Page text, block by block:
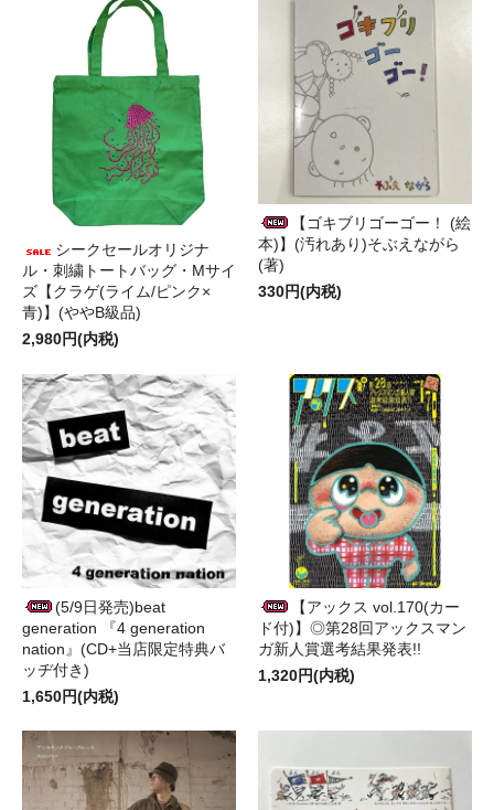
シークセールオリジナ
ル・刺繍トートバッグ・Mサイ
ズ【クラゲ(ライム/ピンク×
青)】(ややB級品)
2,980円(内税)
【ゴキブリゴーゴー！ (絵
本)】(汚れあり)そぶえながら
(著)
330円(内税)
(5/9日発売)beat
generation 『4 generation
nation』(CD+当店限定特典バ
ッヂ付き)
1,650円(内税)
【アックス vol.170(カー
ド付)】◎第28回アックスマン
ガ新人賞選考結果発表!!
1,320円(内税)